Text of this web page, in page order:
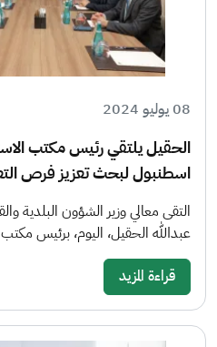
08 يوليو 2024
الحقيل يلتقي رئيس مكتب
اسطنبول لبحث تعزيز فرص
التقى معالي وزير الشؤون البلدية
عبدالله الحقيل، اليوم، برئيس مكتب
قراءة المزيد